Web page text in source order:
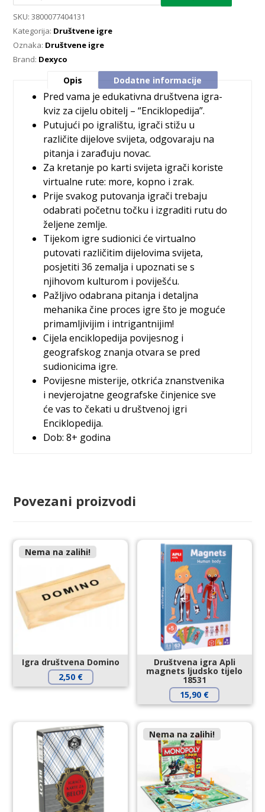
SKU:3800077404131
Kategorija: Društvene igre
Oznaka: Društvene igre
Brand: Dexyco
Opis Dodatne informacije
Pred vama je edukativna društvena igra-
kviz za cijelu obitelj – “Enciklopedija”.
Putujući po igralištu, igrači stižu u
različite dijelove svijeta, odgovaraju na
pitanja i zarađuju novac.
Za kretanje po karti svijeta igrači koriste
virtualne rute: more, kopno i zrak.
Prije svakog putovanja igrači trebaju
odabrati početnu točku i izgraditi rutu do
željene zemlje.
Tijekom igre sudionici će virtualno
putovati različitim dijelovima svijeta,
posjetiti 36 zemalja i upoznati se s
njihovom kulturom i poviješću.
Pažljivo odabrana pitanja i detaljna
mehanika čine proces igre što je moguće
primamljivijim i intrigantnijim!
Cijela enciklopedija povijesnog i
geografskog znanja otvara se pred
sudionicima igre.
Povijesne misterije, otkrića znanstvenika
i nevjerojatne geografske činjenice sve
će vas to čekati u društvenoj igri
Enciklopedija.
Dob: 8+ godina
Povezani proizvodi
Nema na zalihi!
Igra društvena Domino
2,50 €
Društvena igra Apli
magnets ljudsko tijelo
18531
15,90 €
Nema na zalihi!